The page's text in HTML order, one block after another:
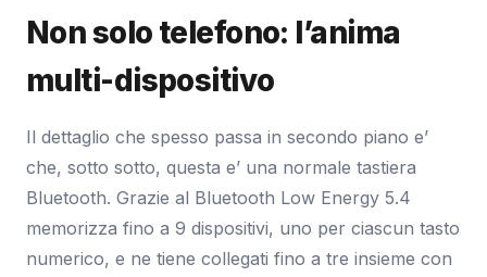
Non solo telefono: l’anima
multi-dispositivo
Il dettaglio che spesso passa in secondo piano e’
che, sotto sotto, questa e’ una normale tastiera
Bluetooth. Grazie al Bluetooth Low Energy 5.4
memorizza fino a 9 dispositivi, uno per ciascun tasto
numerico, e ne tiene collegati fino a tre insieme con